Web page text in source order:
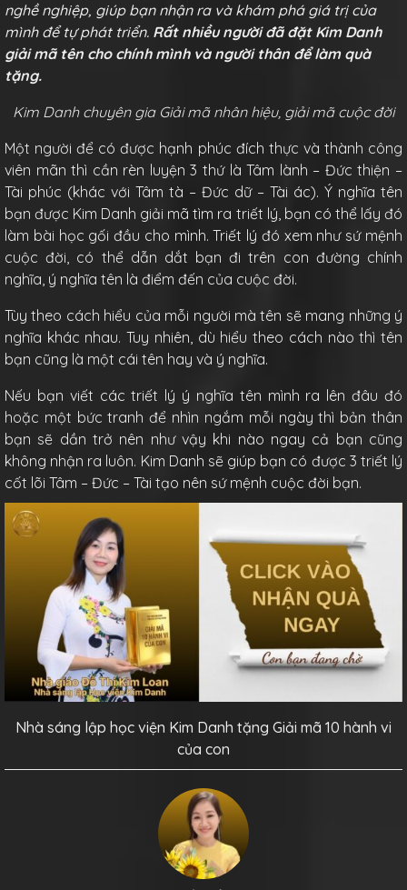
nghề nghiệp, giúp bạn nhận ra và khám phá giá trị của
mình để tự phát triển. Rất nhiều người đã đặt Kim Danh
giải mã tên cho chính mình và người thân để làm quà
tặng.
Kim Danh chuyên gia Giải mã nhân hiệu, giải mã cuộc đời
Một người để có được hạnh phúc đích thực và thành công
viên mãn thì cần rèn luyện 3 thứ là Tâm lành – Đức thiện –
Tài phúc (khác với Tâm tà – Đức dữ – Tài ác). Ý nghĩa tên
bạn được Kim Danh giải mã tìm ra triết lý, bạn có thể lấy đó
làm bài học gối đầu cho mình. Triết lý đó xem như sứ mệnh
cuộc đời, có thể dẫn dắt bạn đi trên con đường chính
nghĩa, ý nghĩa tên là điểm đến của cuộc đời.
Tùy theo cách hiểu của mỗi người mà tên sẽ mang những ý
nghĩa khác nhau. Tuy nhiên, dù hiểu theo cách nào thì tên
bạn cũng là một cái tên hay và ý nghĩa.
Nếu bạn viết các triết lý ý nghĩa tên mình ra lên đâu đó
hoặc một bức tranh để nhìn ngắm mỗi ngày thì bản thân
bạn sẽ dần trở nên như vậy khi nào ngay cả bạn cũng
không nhận ra luôn. Kim Danh sẽ giúp bạn có được 3 triết lý
cốt lõi Tâm – Đức – Tài tạo nên sứ mệnh cuộc đời bạn.
Nhà sáng lập học viện Kim Danh tặng Giải mã 10 hành vi
của con